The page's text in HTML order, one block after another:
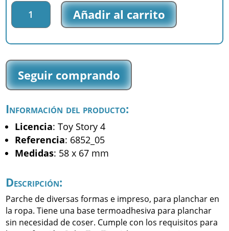
Parche
impreso
Toy
Story
-
Woody
-
cantidad
Añadir al carrito
Seguir comprando
Información del producto:
Licencia: Toy Story 4
Referencia: 6852_05
Medidas: 58 x 67 mm
Descripción:
Parche de diversas formas e impreso, para planchar en
la ropa. Tiene una base termoadhesiva para planchar
sin necesidad de coser. Cumple con los requisitos para